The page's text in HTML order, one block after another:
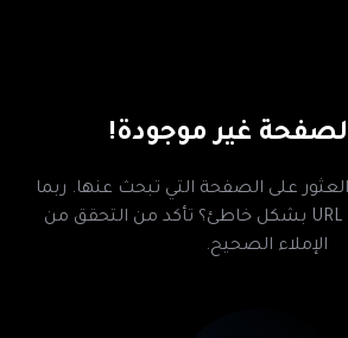
غير موجودة!
على الصفحة التي تبحث عنها. ربما
قمت بكتابة عنوان URL بشكل خاطئ؟ تأكد من التحقق من
الإملاء الصحيح.